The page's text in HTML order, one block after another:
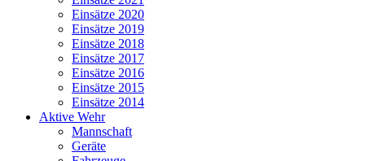
Einsätze 2020
Einsätze 2019
Einsätze 2018
Einsätze 2017
Einsätze 2016
Einsätze 2015
Einsätze 2014
Aktive Wehr
Mannschaft
Geräte